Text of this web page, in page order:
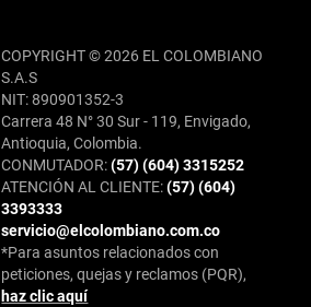
COPYRIGHT © 2026 EL COLOMBIANO
S.A.S
NIT: 890901352-3
Carrera 48 N° 30 Sur - 119, Envigado,
Antioquia, Colombia.
CONMUTADOR:(57) (604) 3315252
ATENCIÓN AL CLIENTE:(57) (604)
3393333
servicio@elcolombiano.com.co
*Para asuntos relacionados con
peticiones, quejas y reclamos (PQR),
haz clic aquí